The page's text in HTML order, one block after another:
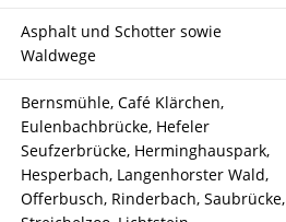
Asphalt und Schotter sowie
Waldwege
Bernsmühle, Café Klärchen,
Eulenbachbrücke, Hefeler
Seufzerbrücke, Herminghauspark,
Hesperbach, Langenhorster Wald,
Offerbusch, Rinderbach, Saubrücke,